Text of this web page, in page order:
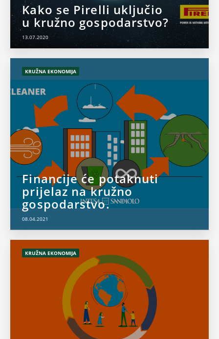
Kako se Pirelli uključio
u kružno gospodarstvo?
13.07.2020
KRUŽNA EKONOMIJA
Financije će potaknuti
prijelaz na kružno
gospodarstvo.
08.04.2021
KRUŽNA EKONOMIJA